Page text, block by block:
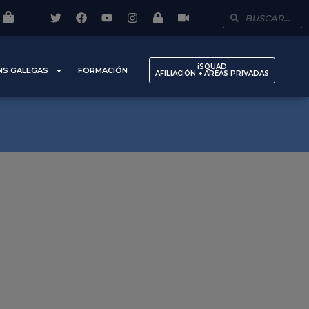
GALEGAS FORMACIÓN iSQUAD
AFILIACIÓN + AREAS PRIVADAS